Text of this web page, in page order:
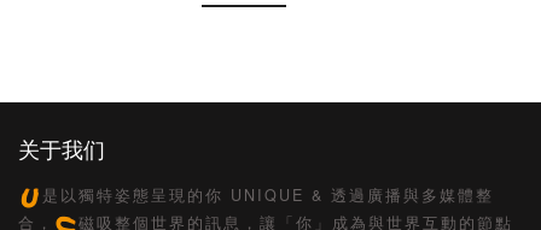
关于我们
是以獨特姿態呈現的你 UNIQUE & 透過廣播與多媒體整
合，
磁吸整個世界的訊息，讓「你」成為與世界互動的節點